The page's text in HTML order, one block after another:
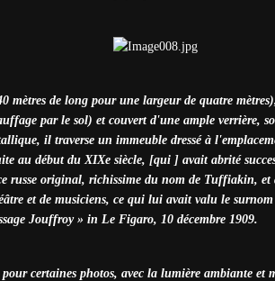
mètres de long pour une largeur de quatre
par le sol) et couvert d'une ample verrière,
il traverse un immeuble dressé à
au début du XIXe siècle, [qui ] avait abrité
russe original, richissime du nom de Tuffiakin, et
et de musiciens, ce qui lui avait valu le
Jouffroy » in Le Figaro, 10 décembre 1909.
certaines photos, avec la lumière ambiante et